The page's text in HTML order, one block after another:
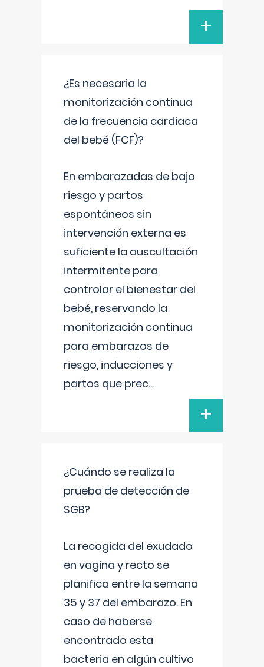
+
¿Es necesaria la
monitorización continua
de la frecuencia cardiaca
del bebé (FCF)?
En embarazadas de bajo
riesgo y partos
espontáneos sin
intervención externa es
suficiente la auscultación
intermitente para
controlar el bienestar del
bebé, reservando la
monitorización continua
para embarazos de
riesgo, inducciones y
partos que prec...
+
¿Cuándo se realiza la
prueba de detección de
SGB?
La recogida del exudado
en vagina y recto se
planifica entre la semana
35 y 37 del embarazo. En
caso de haberse
encontrado esta
bacteria en algún cultivo